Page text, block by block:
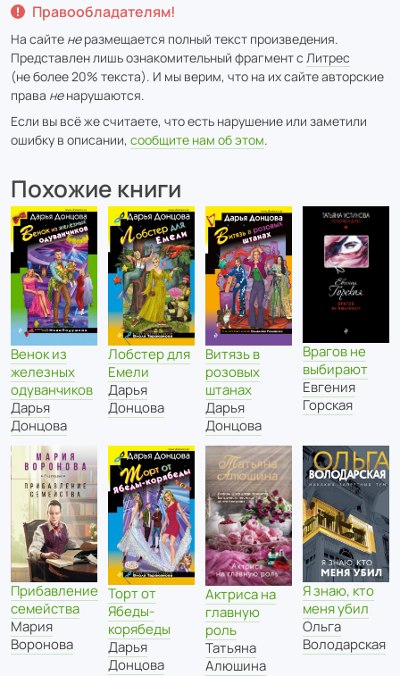
Правообладателям!
На сайте неразмещается полный текст произведения.
Представлен лишь ознакомительный фрагмент с Литрес
(не более 20% текста). И мы верим, что на их сайте авторские
права ненарушаются.
Если вы всё же считаете, что есть нарушение или заметили
ошибку в описании, сообщите нам об этом.
Похожие книги
Венок из
железных
одуванчиков
Дарья
Донцова
Лобстер для
Емели
Дарья
Донцова
Витязь в
розовых
штанах
Дарья
Донцова
Врагов не
выбирают
Евгения
Горская
Прибавление
семейства
Мария
Воронова
Торт от
Ябеды-
корябеды
Дарья
Донцова
Актриса на
главную
роль
Татьяна
Алюшина
Я знаю, кто
меня убил
Ольга
Володарская